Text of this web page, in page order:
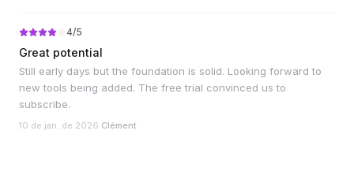
4/5
Great potential
Still early days but the foundation is solid. Looking forward to
new tools being added. The free trial convinced us to
subscribe.
10 de jan. de 2026·Clément